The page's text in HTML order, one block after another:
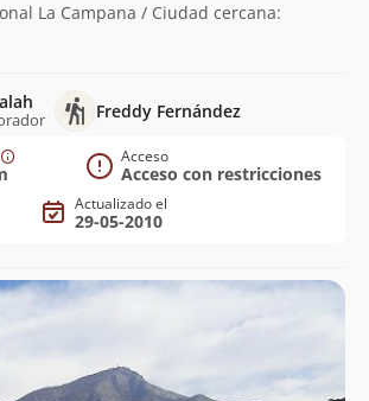
La Campana / Ciudad cercana:
Freddy Fernández
Acceso
Acceso con restricciones
Actualizado el
29-05-2010